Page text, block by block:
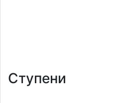
Ступени